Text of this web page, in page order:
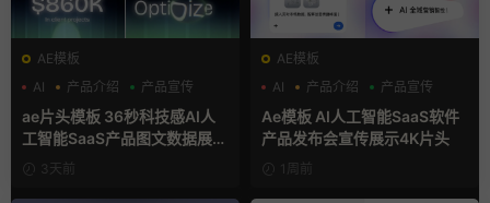
AE模板
AI
产品介绍 产品宣传
ae片头模板 36秒科技感AI人
工智能SaaS产品图文数据展示
宣传视频AE模板
3天前
AE模板
AI
产品介绍 产品宣传
Ae模板 AI人工智能SaaS软件
产品发布会宣传展示4K片头
1周前